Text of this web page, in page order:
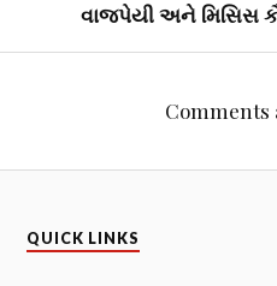
વાજપેયી અને મિસિસ
Comments
QUICK LINKS